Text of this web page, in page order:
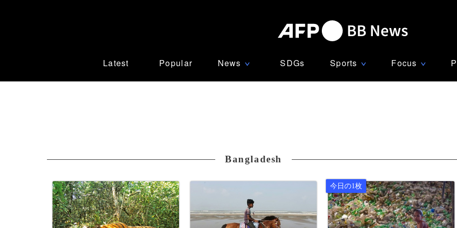
Latest Popular News ∨ SDGs Sports ∨ Focus ∨
Bangladesh